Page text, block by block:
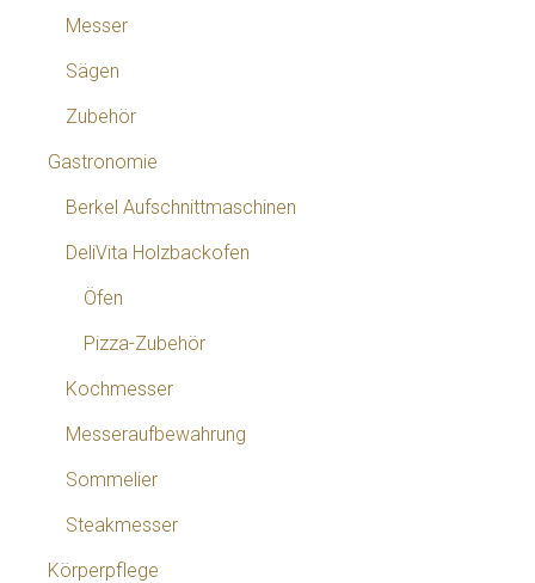
Messer
Sägen
Zubehör
Gastronomie
Berkel Aufschnittmaschinen
DeliVita Holzbackofen
Öfen
Pizza-Zubehör
Kochmesser
Messeraufbewahrung
Sommelier
Steakmesser
Körperpflege